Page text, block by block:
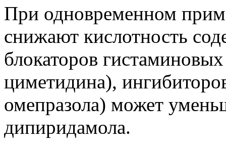
При одновременном
снижают кислотность
блокаторов
циметидина),
омепразола) может
дипиридамола.